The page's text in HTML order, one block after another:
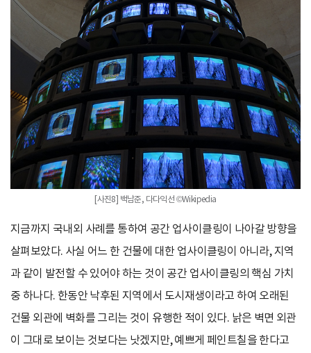
[사진8] 백남준, 다다익선 ©Wikipedia
지금까지 국내외 사례를 통하여 공간 업사이클링이 나아갈 방향을
살펴보았다. 사실 어느 한 건물에 대한 업사이클링이 아니라, 지역
과 같이 발전할 수 있어야 하는 것이 공간 업사이클링의 핵심 가치
중 하나다. 한동안 낙후된 지역에서 도시재생이라고 하여 오래된
건물 외관에 벽화를 그리는 것이 유행한 적이 있다. 낡은 벽면 외관
이 그대로 보이는 것보다는 낫겠지만, 예쁘게 페인트칠을 한다고